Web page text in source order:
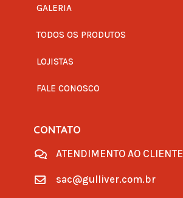
GALERIA
TODOS OS PRODUTOS
LOJISTAS
FALE CONOSCO
CONTATO
 ATENDIMENTO AO CLIENTE
 sac@gulliver.com.br